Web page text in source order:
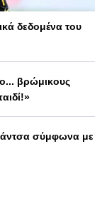
δεδομένα του
βρώμικους
σύμφωνα με